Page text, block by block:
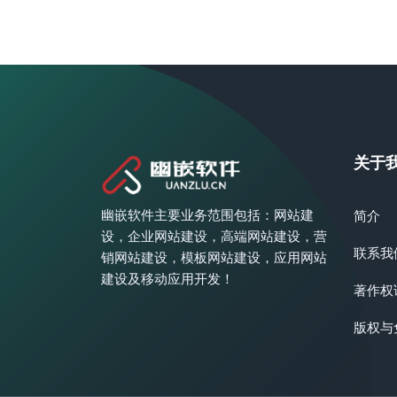
幽嵌软件主要业务范围包括：网站建
设，企业网站建设，高端网站建设，营
销网站建设，模板网站建设，应用网站
建设及移动应用开发！
关于
简介
联系我
著作权
版权